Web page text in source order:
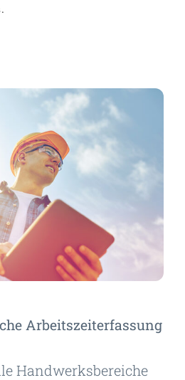
Arbeitszeiterfassung
Handwerksbereiche